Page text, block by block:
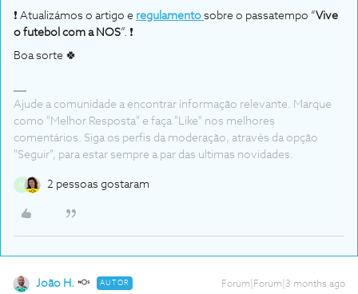
❗ Atualizámos o artigo e regulamento sobre o passatempo “Vive
o futebol com a NOS”. ❗
Boa sorte 🍀
Ajude a comunidade a encontrar informação relevante. Marque
como "Melhor Resposta" e faça "Like" nos melhores
comentários. Siga os perfis da moderação, através da opção
"Seguir", para estar sempre a par das ultimas novidades.
M 2 pessoas gostaram
João H. AUTOR Forum|Forum|3 months ago